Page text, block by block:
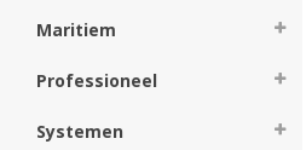
Maritiem
Professioneel
Systemen